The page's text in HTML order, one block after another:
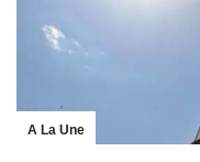
A La Une